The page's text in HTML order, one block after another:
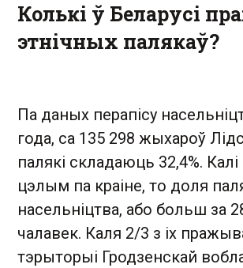
Колькі ў Беларусі
этнічных палякаў?
Па даных перапісу
года, са 135 298 жыхароў
палякі складаюць 32,4%.
цэлым па краіне, то доля
насельніцтва, або больш за
чалавек. Каля 2/3 з іх
тэрыторыі Гродзенскай